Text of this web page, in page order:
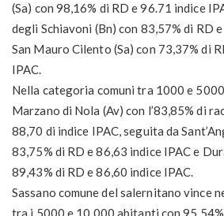
(Sa) con 98,16% di RD e 96.71 indice
degli Schiavoni (Bn) con 83,57% di RD
San Mauro Cilento (Sa) con 73,37% di
IPAC.
Nella categoria comuni tra 1000 e
Marzano di Nola (Av) con l’83,85% di
88,70 di indice IPAC, seguita da
83,75% di RD e 86,63 indice IPAC e
89,43% di RD e 86,60 indice IPAC.
Sassano comune del salernitano vince
tra i 5000 e 10.000 abitanti con